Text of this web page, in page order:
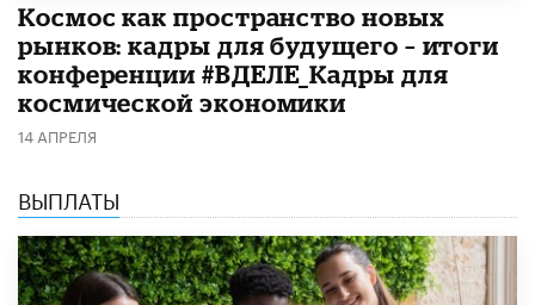
Космос как пространство новых
рынков: кадры для будущего – итоги
конференции #ВДЕЛЕ_Кадры для
космической экономики
14 АПРЕЛЯ
ВЫПЛАТЫ